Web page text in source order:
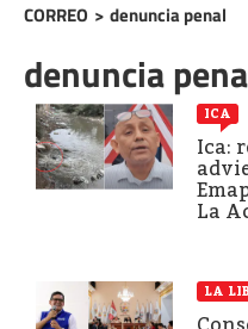
CORREO > denuncia penal
denuncia
ICA
Ica:
La
LA